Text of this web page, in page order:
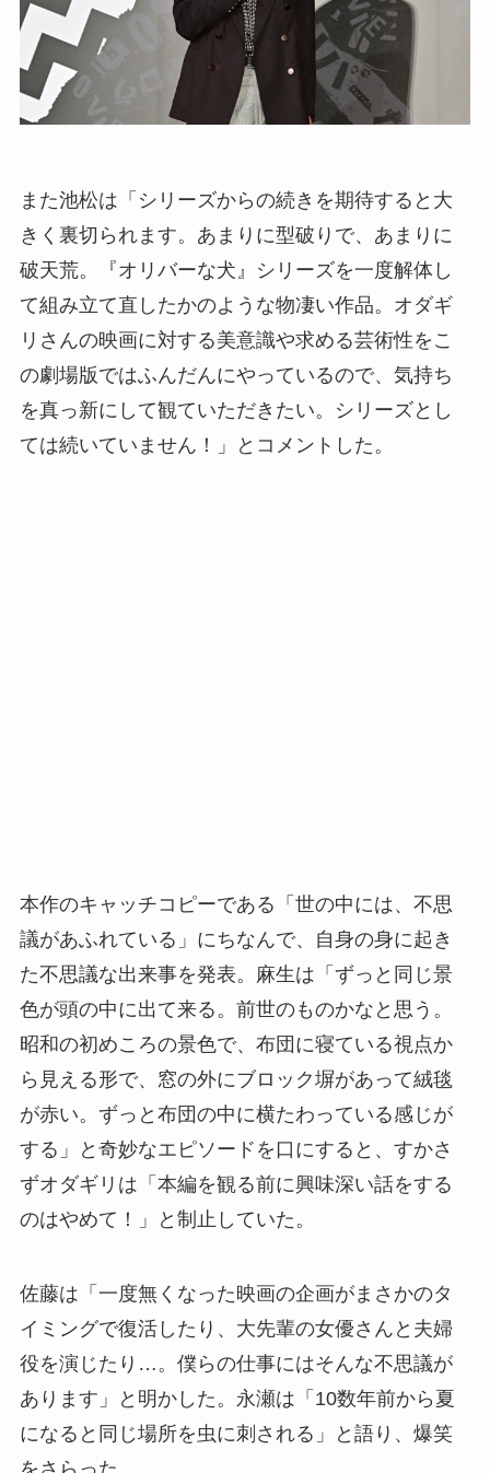
また池松は「シリーズからの続きを期待すると大
きく裏切られます。あまりに型破りで、あまりに
破天荒。『オリバーな犬』シリーズを一度解体し
て組み立て直したかのような物凄い作品。オダギ
リさんの映画に対する美意識や求める芸術性をこ
の劇場版ではふんだんにやっているので、気持ち
を真っ新にして観ていただきたい。シリーズとし
ては続いていません！」とコメントした。
本作のキャッチコピーである「世の中には、不思
議があふれている」にちなんで、自身の身に起き
た不思議な出来事を発表。麻生は「ずっと同じ景
色が頭の中に出て来る。前世のものかなと思う。
昭和の初めころの景色で、布団に寝ている視点か
ら見える形で、窓の外にブロック塀があって絨毯
が赤い。ずっと布団の中に横たわっている感じが
する」と奇妙なエピソードを口にすると、すかさ
ずオダギリは「本編を観る前に興味深い話をする
のはやめて！」と制止していた。
佐藤は「一度無くなった映画の企画がまさかのタ
イミングで復活したり、大先輩の女優さんと夫婦
役を演じたり…。僕らの仕事にはそんな不思議が
あります」と明かした。永瀬は「10数年前から夏
になると同じ場所を虫に刺される」と語り、爆笑
をさらった。